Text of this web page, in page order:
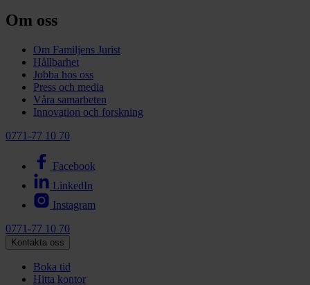
Om oss
Om Familjens Jurist
Hållbarhet
Jobba hos oss
Press och media
Våra samarbeten
Innovation och forskning
0771-77 10 70
Facebook
LinkedIn
Instagram
0771-77 10 70
Kontakta oss
Boka tid
Hitta kontor